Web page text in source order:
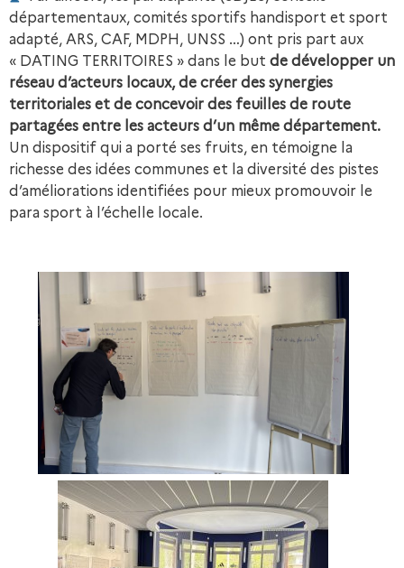
départementaux, comités sportifs handisport et sport
adapté, ARS, CAF, MDPH, UNSS …) ont pris part aux
« DATING TERRITOIRES » dans le but de développer un
réseau d’acteurs locaux, de créer des synergies
territoriales et de concevoir des feuilles de route
partagées entre les acteurs d’un même département.
Un dispositif qui a porté ses fruits, en témoigne la
richesse des idées communes et la diversité des pistes
d’améliorations identifiées pour mieux promouvoir le
para sport à l’échelle locale.